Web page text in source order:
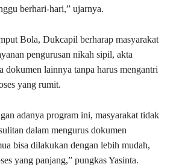
berhari-hari,” ujarnya.
Bola, Dukcapil berharap masyarakat
pengurusan nikah sipil, akta
dokumen lainnya tanpa harus mengantri
yang rumit.
adanya program ini, masyarakat tidak
dalam mengurus dokumen
bisa dilakukan dengan lebih mudah,
yang panjang,” pungkas Yasinta.